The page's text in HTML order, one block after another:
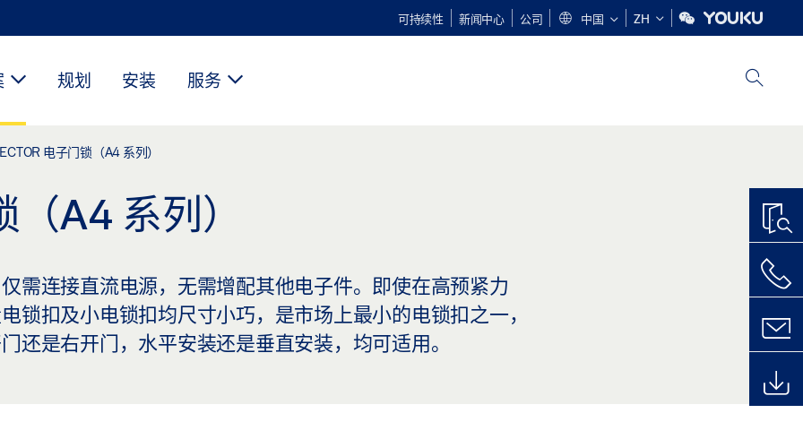
可持续性 新闻中心 公司 中国 ZH
规划 安装 服务
电子门锁（A4 系列）
A4 系列）
需连接直流电源，无需增配其他电子件。即使在高预紧力
锁扣及小电锁扣均尺寸小巧，是市场上最小的电锁扣之一，
还是右开门，水平安装还是垂直安装，均可适用。